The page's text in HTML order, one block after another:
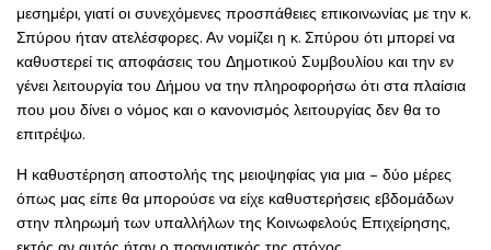
μεσημέρι, γιατί οι συνεχόμενες προσπάθειες επικοινωνίας με την κ.
Σπύρου ήταν ατελέσφορες. Αν νομίζει η κ. Σπύρου ότι μπορεί να
καθυστερεί τις αποφάσεις του Δημοτικού Συμβουλίου και την εν
γένει λειτουργία του Δήμου να την πληροφορήσω ότι στα πλαίσια
που μου δίνει ο νόμος και ο κανονισμός λειτουργίας δεν θα το
επιτρέψω.
Η καθυστέρηση αποστολής της μειοψηφίας για μια – δύο μέρες
όπως μας είπε θα μπορούσε να είχε καθυστερήσεις εβδομάδων
στην πληρωμή των υπαλλήλων της Κοινωφελούς Επιχείρησης,